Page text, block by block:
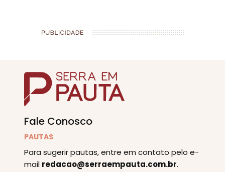
Fale Conosco
PAUTAS
Para sugerir pautas, entre em contato pelo e-
mail redacao@serraempauta.com.br.